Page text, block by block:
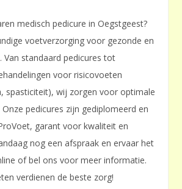
medisch pedicure in Oegstgeest?
voetverzorging voor gezonde en
Van standaard pedicures tot
voor risicovoeten
spasticiteit), wij zorgen voor optimale
pedicures zijn gediplomeerd en
garant voor kwaliteit en
nog een afspraak en ervaar het
of bel ons voor meer informatie.
verdienen de beste zorg!